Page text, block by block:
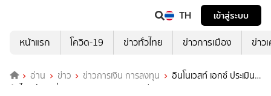
TH
เข้าสู่ระบบ
หน้าแรก
โควิด-19 ข่าวทั่วไทย ข่าวการเมือง ข่าว
อ่าน ข่าว ข่าวการเงิน การลงทุน
อินโนเวสท์ เอกซ์ ประเมิน
หุ้นไทยปี 69 ที่ 1,350–1,400 จุด แนะ 4 ธีมลงทุน